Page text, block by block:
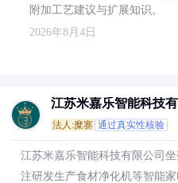
附加工艺建议与扩展知识。
2026年8月4日
江苏米嘉乐智能科技
法人:糜寨 通过真实性核验
江苏米嘉乐智能科技有限公司
注研发生产食材净化机等智能